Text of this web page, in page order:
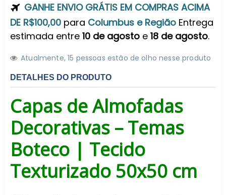
GANHE ENVIO GRÁTIS EM COMPRAS ACIMA
DE R$100,00 para Columbus e Região Entrega
estimada entre 10 de agosto e 18 de agosto.
Atualmente,15 pessoas estão de olho nesse produto
DETALHES DO PRODUTO
Capas de Almofadas
Decorativas – Temas
Boteco | Tecido
Texturizado 50x50 cm